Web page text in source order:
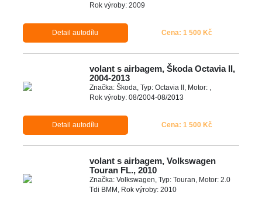
Rok výroby: 2009
Detail autodílu Cena: 1 500 Kč
volant s airbagem, Škoda Octavia II,
2004-2013
Značka: Škoda, Typ: Octavia II, Motor: ,
Rok výroby: 08/2004-08/2013
Detail autodílu Cena: 1 500 Kč
volant s airbagem, Volkswagen
Touran FL., 2010
Značka: Volkswagen, Typ: Touran, Motor: 2.0
Tdi BMM, Rok výroby: 2010